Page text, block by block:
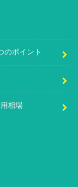
のポイント
相場